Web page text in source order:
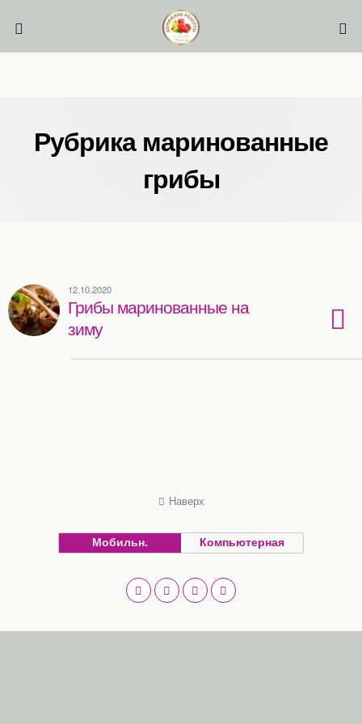
Рубрика маринованные
грибы
12.10.2020
Грибы маринованные на
зиму
Наверх
Мобильн. Компьютерная